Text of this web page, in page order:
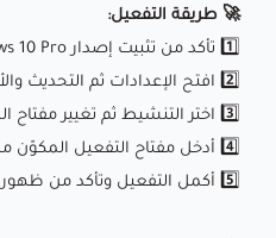
🚀 طريقة التفعيل:
1️⃣ تأكد من تثبيت إصدار Windows 10 Pro على الجهاز.
2️⃣ افتح الإعدادات ثم التحديث والأمان.
3️⃣ اختر التنشيط ثم تغيير مفتاح المنتج.
4️⃣ أدخل مفتاح التفعيل المكوّن من 25 رمزًا.
5️⃣ أكمل التفعيل وتأكد من ظهور حالة أن Windows منشّط.